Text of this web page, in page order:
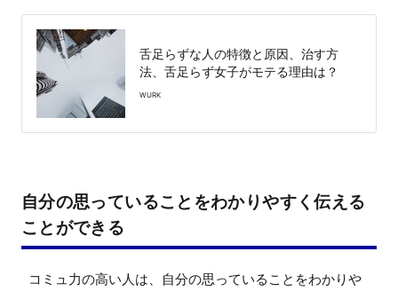
舌足らずな人の特徴と原因、治す方
法、舌足らず女子がモテる理由は？
WURK
自分の思っていることをわかりやすく伝える
ことができる
コミュ力の高い人は、自分の思っていることをわかりや